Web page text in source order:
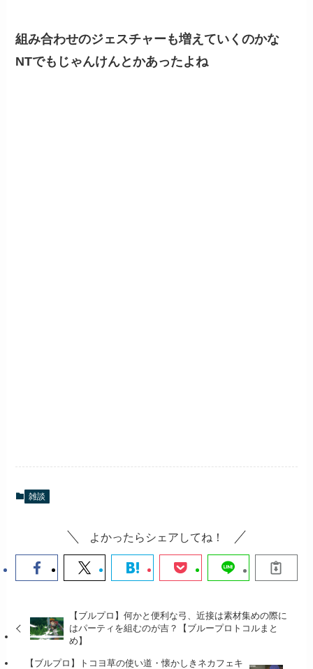
組み合わせのジェスチャーも増えていくのかな
NTでもじゃんけんとかあったよね
雑談
よかったらシェアしてね！
【ブルプロ】何かと便利な弓、近接は素材集めの際に
はパーティを組むのが吉？【ブループロトコルまと
め】
【ブルプロ】トコヨ草の使い道・懐かしきネカフェキ